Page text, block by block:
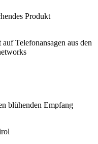
Produkt
Telefonansagen aus den
blühenden Empfang